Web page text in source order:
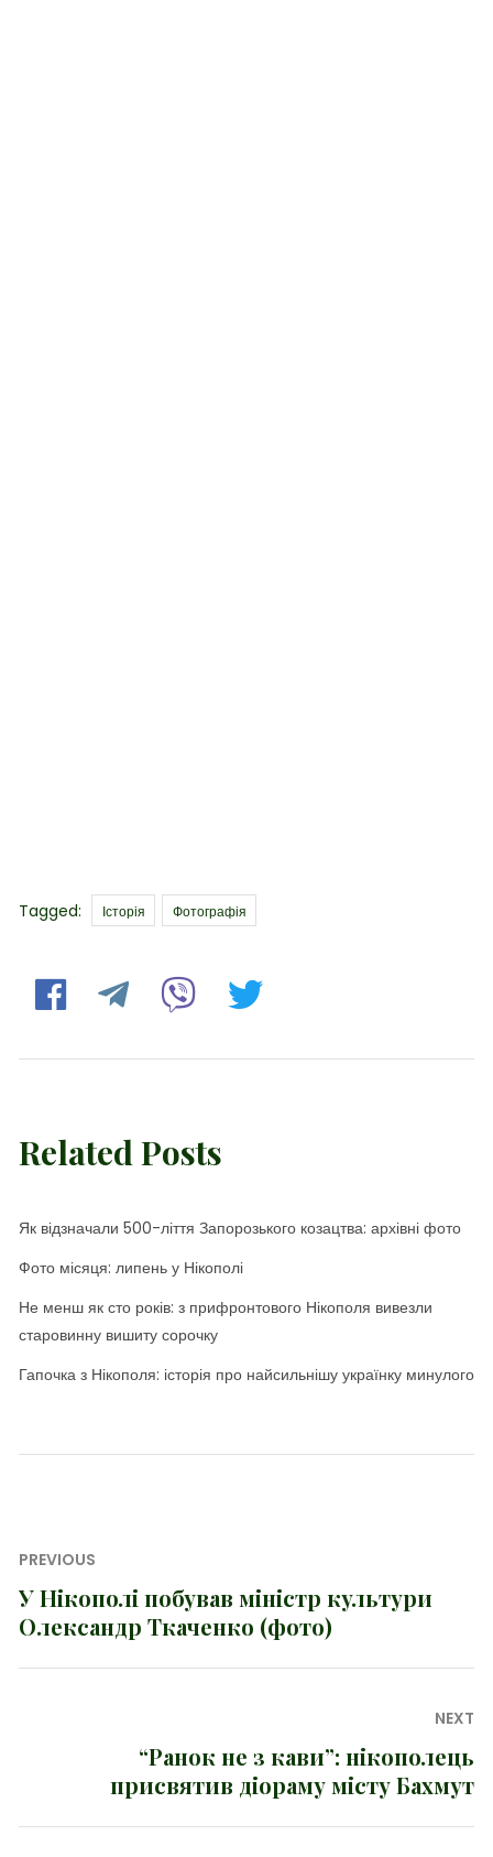
Tagged: Tags
Історія Фотографія
Related Posts
Як відзначали 500-ліття Запорозького козацтва: архівні фото
Фото місяця: липень у Нікополі
Не менш як сто років: з прифронтового Нікополя вивезли
старовинну вишиту сорочку
Гапочка з Нікополя: історія про найсильнішу українку минулого
Навігація
записів
PREVIOUS
Previous
post:
У Нікополі побував міністр культури
Олександр Ткаченко (фото)
NEXT
“Ранок не з кави”: нікополець
присвятив діораму місту Бахмут